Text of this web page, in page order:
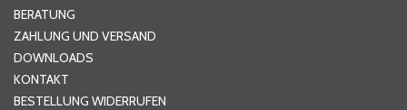
Hausnummer
BERATUNG
ZAHLUNG UND VERSAND
DOWNLOADS
KONTAKT
BESTELLUNG WIDERRUFEN